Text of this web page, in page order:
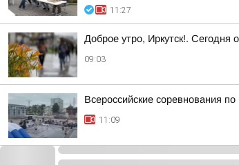
11:27
Доброе утро, Иркутск!. Сегодня
09:03
Всероссийские соревнования
11:09